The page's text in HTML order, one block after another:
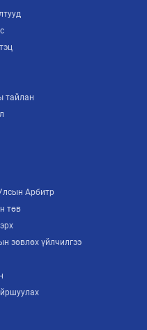
тайлан
Арбитр
төв
зөвлөх үйлчилгээ